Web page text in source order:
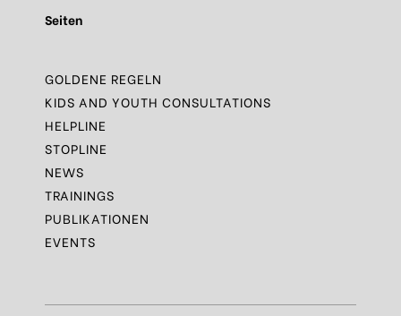
Seiten
GOLDENE REGELN
KIDS AND YOUTH CONSULTATIONS
HELPLINE
STOPLINE
NEWS
TRAININGS
PUBLIKATIONEN
EVENTS